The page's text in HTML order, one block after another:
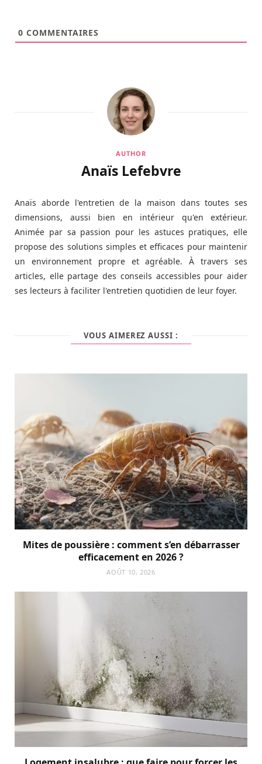
0 COMMENTAIRES
AUTHOR
Anaïs Lefebvre
Anaïs aborde l'entretien de la maison dans toutes ses
dimensions, aussi bien en intérieur qu'en extérieur.
Animée par sa passion pour les astuces pratiques, elle
propose des solutions simples et efficaces pour maintenir
un environnement propre et agréable. À travers ses
articles, elle partage des conseils accessibles pour aider
ses lecteurs à faciliter l'entretien quotidien de leur foyer.
VOUS AIMEREZ AUSSI :
Mites de poussière : comment s’en débarrasser
efficacement en 2026 ?
AOÛT 10, 2026